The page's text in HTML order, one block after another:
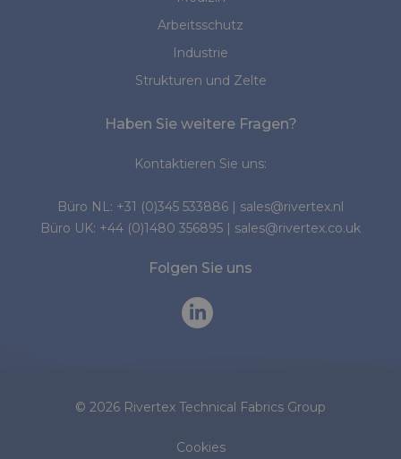
Arbeitsschutz
Industrie
Strukturen und Zelte
Haben Sie weitere Fragen?
Kontaktieren Sie uns:
Büro NL: +31 (0)345 533886 | sales@rivertex.nl
Büro UK: +44 (0)1480 356895 | sales@rivertex.co.uk
Folgen Sie uns
© 2026 Rivertex Technical Fabrics Group
Cookies